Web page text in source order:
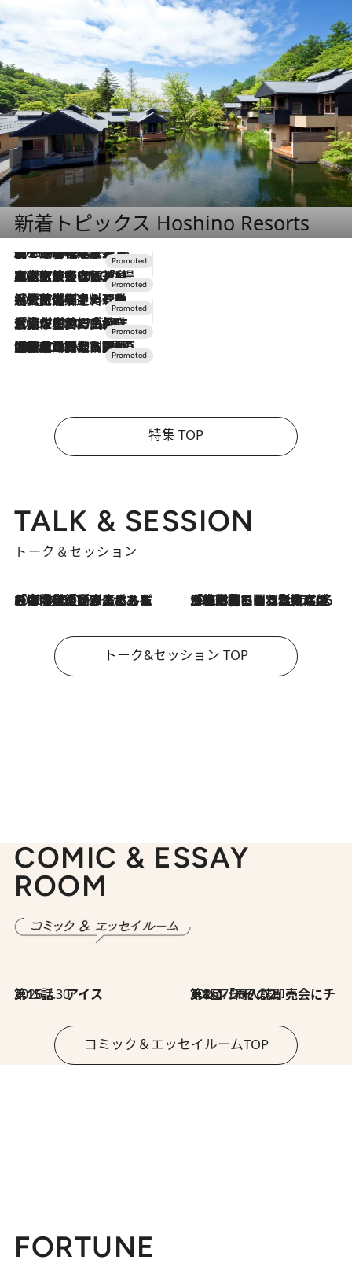
新着トピックス Hoshino Resorts
2026.8.7
【トンボの足水浴】ヒノキの香りに包まれて涼感マックス！約13℃の湧水かけ流しを避暑地「星野温泉 トンボの湯」で体験
2026.7.31
【ホテル帰省】という選択肢をOMOが提案。家族とほどよい距離を保つには「昼は実家、夜は気兼ねなくホテルで！」
2026.7.24
【夏限定ディナーコース】旬を迎える稚鮎や花ズッキーニなどをイタリア・トスカーナの郷土料理の手法で満喫！
2026.7.17
「土佐和ハーブかき氷」がOMO7高知に登場！生姜、山椒、大葉など目にも舌にも涼を呼ぶ郷土の味
2026.7.10
NEW OPEN！【界 草津】名湯の地に誕生。趣の異なる2種の温泉と上州ならではの会席・蕎麦割烹など美食を味わう究極の癒やし旅
特集 TOP
TALK & SESSION
トーク＆セッション
2026.8.3
「今後値上げがあるとすれば…」「リスクがあるのは今年の冬」エネルギー専門家が語る、ホルムズ海峡封鎖が家庭にもたらす“ある心配” 2026.8.3
「住宅建てられない…」「サーチャージ料の高値が続いている」ホルムズ海峡封鎖による影響はいつまで続く？《エネルギー専門家に聞く“どうなる日本の暮らし”》
トーク&セッション TOP
COMIC & ESSAY
ROOM
2026.7.30
第15話 アイス 2026.7.30
第8回「同人誌即売会にチャレンジ その2」
コミック＆エッセイルームTOP
FORTUNE